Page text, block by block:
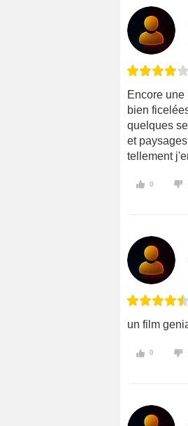
Encore
bien
quelques
et
tellement
0
un film
0